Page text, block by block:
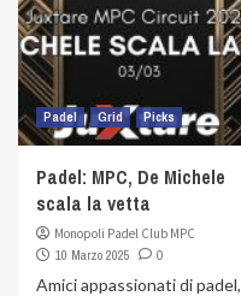
Padel Grid Picks
Padel: MPC, De Michele
scala la vetta
Monopoli Padel Club MPC
10 Marzo 2025
0
Amici appassionati di padel,